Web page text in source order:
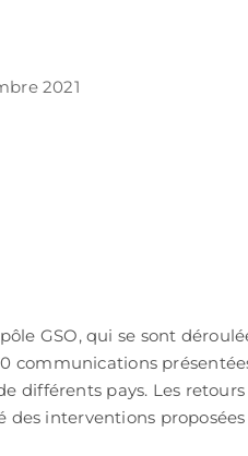
2021
GSO, qui se sont
communications
différents pays. Les
interventions